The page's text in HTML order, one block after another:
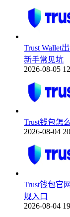
Trust Wallet
新手常见坑
2026-08-05
Trust钱包怎
2026-08-04
Trust钱包官
规入口
2026-08-04